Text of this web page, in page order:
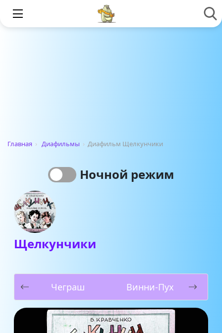
Главная › Диафильмы › Диафильм Щелкунчики
Ночной режим
Щелкунчики
Чеграш Винни-Пух